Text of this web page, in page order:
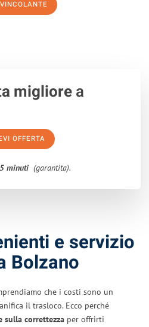
migliorea
OFFERTA
minuti (garantita).
e servizio
Bolzano
che i costi sono un
il trasloco. Ecco perché
sulla correttezza per offrirti